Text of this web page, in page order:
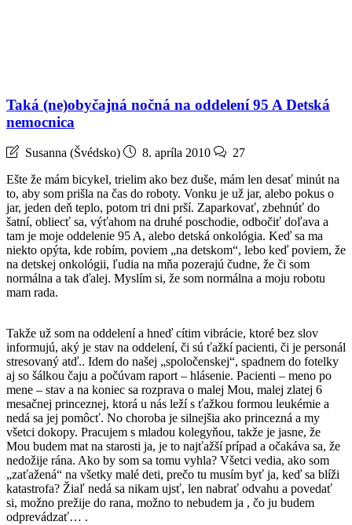
Taká (ne)obyčajná nočná na oddelení 95 A Detská
nemocnica
Susanna (Švédsko) 8. apríla 2010
27
Ešte že mám bicykel, trielim ako bez duše, mám len desať minút na
to, aby som prišla na čas do roboty. Vonku je už jar, alebo pokus o
jar, jeden deň teplo, potom tri dni prší. Zaparkovať, zbehnúť do
šatní, obliecť sa, výťahom na druhé poschodie, odbočiť doľava a
tam je moje oddelenie 95 A, alebo detská onkológia. Keď sa ma
niekto opýta, kde robím, poviem „na detskom“, lebo keď poviem, že
na detskej onkológii, ľudia na mňa pozerajú čudne, že či som
normálna a tak ďalej. Myslím si, že som normálna a moju robotu
mam rada.
Takže už som na oddelení a hneď cítim vibrácie, ktoré bez slov
informujú, aký je stav na oddelení, či sú ťažkí pacienti, či je personál
stresovaný atď.. Idem do našej „spoločenskej“, spadnem do fotelky
aj so šálkou čaju a počúvam raport – hlásenie. Pacienti – meno po
mene – stav a na koniec sa rozprava o malej Mou, malej zlatej 6
mesačnej princeznej, ktorá u nás leží s ťažkou formou leukémie a
nedá sa jej pomôcť. No choroba je silnejšia ako princezná a my
všetci dokopy. Pracujem s mladou kolegyňou, takže je jasne, že
Mou budem mat na starosti ja, je to najťažší prípad a očakáva sa, že
nedožije rána. Ako by som sa tomu vyhla? Všetci vedia, ako som
„zaťažená“ na všetky malé deti, prečo tu musím byť ja, keď sa blíži
katastrofa? Žiaľ nedá sa nikam ujsť, len nabrať odvahu a povedať
si, možno prežije do rana, možno to nebudem ja , čo ju budem
odprevádzať… .